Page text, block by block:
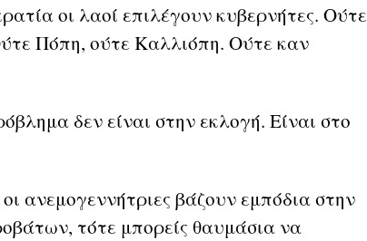
οι λαοί επιλέγουν κυβερνήτες. Ούτε
Πόπη, ούτε Καλλιόπη. Ούτε καν
δεν είναι στην εκλογή. Είναι στο
οι ανεμογεννήτριες βάζουν εμπόδια στην
τότε μπορείς θαυμάσια να